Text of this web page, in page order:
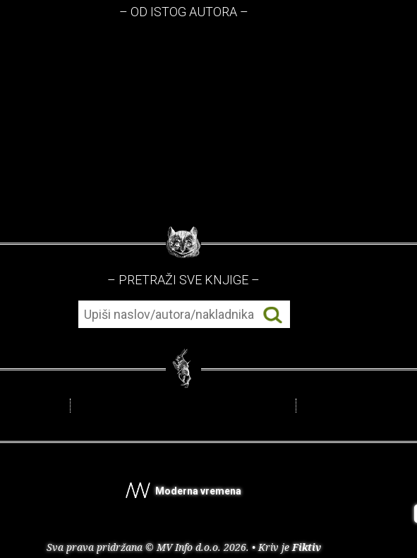
– OD ISTOG AUTORA –
– PRETRAŽI SVE KNJIGE –
Moderna vremena
Sva prava pridržana © MV Info d.o.o. 2026. • Kriv jeFiktiv